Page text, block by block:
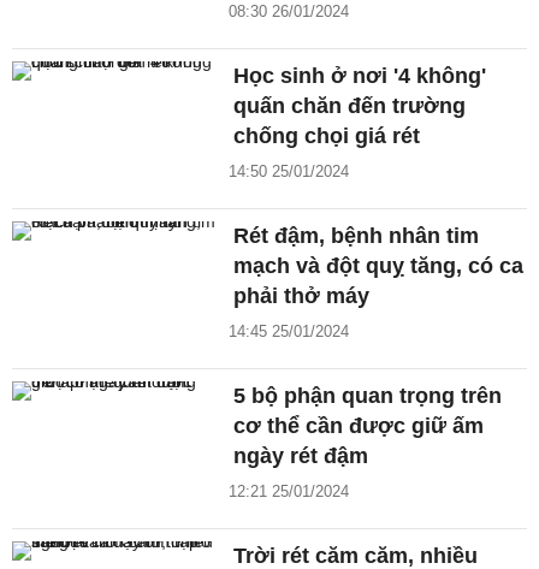
08:30 26/01/2024
Học sinh ở nơi '4 không'
quấn chăn đến trường
chống chọi giá rét
14:50 25/01/2024
Rét đậm, bệnh nhân tim
mạch và đột quỵ tăng, có ca
phải thở máy
14:45 25/01/2024
5 bộ phận quan trọng trên
cơ thể cần được giữ ấm
ngày rét đậm
12:21 25/01/2024
Trời rét căm căm, nhiều